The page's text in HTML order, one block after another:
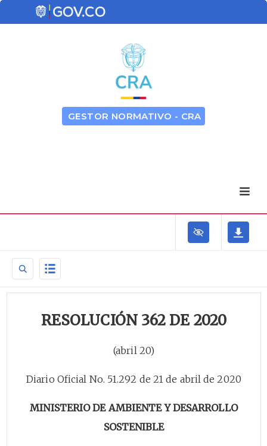
GESTOR NORMATIVO - CRA
RESOLUCIÓN 362 DE 2020
(abril 20)
Diario Oficial No. 51.292 de 21 de abril de 2020
MINISTERIO DE AMBIENTE Y DESARROLLO
SOSTENIBLE